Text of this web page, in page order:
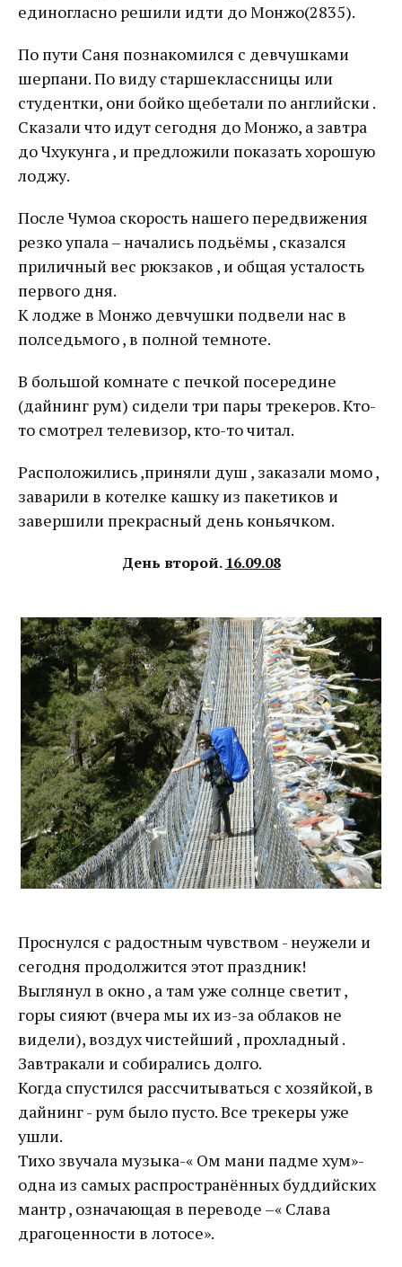
единогласно решили идти до Монжо(2835).
По пути Саня познакомился с девчушками
шерпани. По виду старшеклассницы или
студентки, они бойко щебетали по английски .
Сказали что идут сегодня до Монжо, а завтра
до Чхукунга , и предложили показать хорошую
лоджу.
После Чумоа скорость нашего передвижения
резко упала – начались подьёмы , сказался
приличный вес рюкзаков , и общая усталость
первого дня.
К лодже в Монжо девчушки подвели нас в
полседьмого , в полной темноте.
В большой комнате с печкой посередине
(дайнинг рум) сидели три пары трекеров. Кто-
то смотрел телевизор, кто-то читал.
Расположились ,приняли душ , заказали момо ,
заварили в котелке кашку из пакетиков и
завершили прекрасный день коньячком.
День второй. 16.09.08
Проснулся с радостным чувством - неужели и
сегодня продолжится этот праздник!
Выглянул в окно , а там уже солнце светит ,
горы сияют (вчера мы их из-за облаков не
видели), воздух чистейший , прохладный .
Завтракали и собирались долго.
Когда спустился рассчитываться с хозяйкой, в
дайнинг - рум было пусто. Все трекеры уже
ушли.
Тихо звучала музыка-« Ом мани падме хум»-
одна из самых распространённых буддийских
мантр , означающая в переводе –« Слава
драгоценности в лотосе».